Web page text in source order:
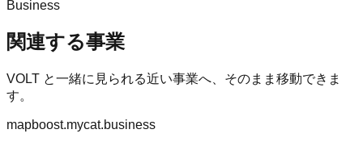
Business
関連する事業
VOLT と一緒に見られる近い事業へ、そのまま移動できま
す。
mapboost.mycat.business